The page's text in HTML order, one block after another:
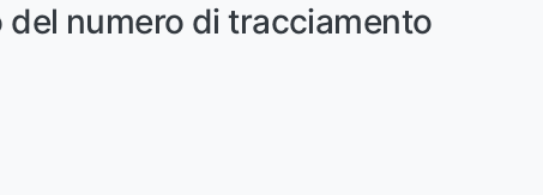
del numero di tracciamento